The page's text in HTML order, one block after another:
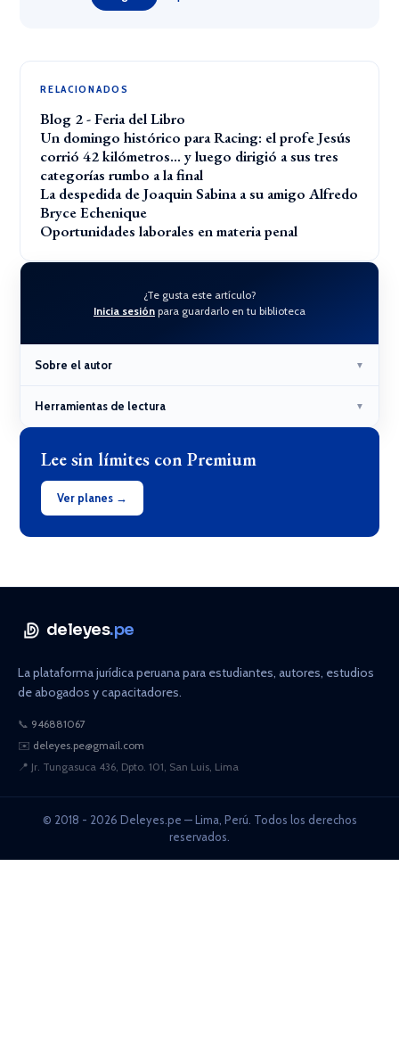
RELACIONADOS
Blog 2 - Feria del Libro
Un domingo histórico para Racing: el profe Jesús
corrió 42 kilómetros… y luego dirigió a sus tres
categorías rumbo a la final
La despedida de Joaquin Sabina a su amigo Alfredo
Bryce Echenique
Oportunidades laborales en materia penal
¿Te gusta este artículo?
Inicia sesión para guardarlo en tu biblioteca
Sobre el autor ▼
Herramientas de lectura ▼
Lee sin límites con Premium
Ver planes →
deleyes.pe
La plataforma jurídica peruana para estudiantes, autores, estudios
de abogados y capacitadores.
📞 946881067
✉️ deleyes.pe@gmail.com
📍 Jr. Tungasuca 436, Dpto. 101, San Luis, Lima
© 2018 - 2026 Deleyes.pe — Lima, Perú. Todos los derechos
reservados.